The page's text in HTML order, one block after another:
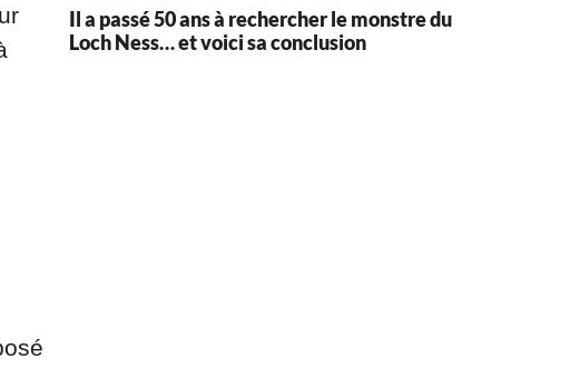
Il a passé 50 ans à rechercher le monstre du
Loch Ness… et voici sa conclusion